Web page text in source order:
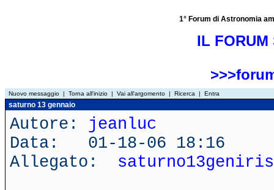
1° Forum di Astronomia
IL FORUM
Nuovo messaggio | Torna all'inizio | Vai all'argomento | Ricerca | Entra
saturno 13 gennaio
Autore: jeanluc
Data: 01-18-06 18:16
Allegato: